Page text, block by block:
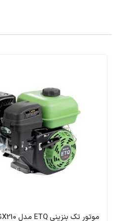
موتور تک بنزینی ETQ مدل GX210